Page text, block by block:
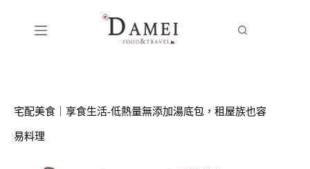
宅配美食｜享食生活-低熱量無添加湯底包，租屋族也容
易料理